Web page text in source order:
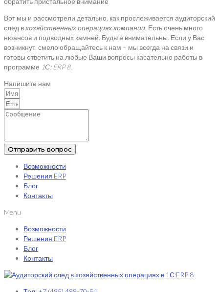
Вот мы и рассмотрели детально, как прослеживается аудиторский
след вхозяйственных операциях компании. Есть очень много
нюансов и подводных камней. Будьте внимательны. Если у Вас
возникнут, смело обращайтесь к нам – мы всегда на связи и
готовы ответить на любые Ваши вопросы касательно работы в
программе 1С: ERP8.
Напишите нам
Отправить вопрос
Возможности
Решения ERP
Блог
Контакты
Menu
Возможности
Решения ERP
Блог
Контакты